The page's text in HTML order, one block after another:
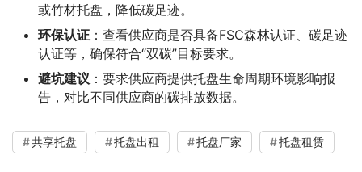
或竹材托盘，降低碳足迹。
环保认证 ：查看供应商是否具备FSC森林认证、碳足迹
认证等，确保符合“双碳”目标要求。
避坑建议 ：要求供应商提供托盘生命周期环境影响报
告，对比不同供应商的碳排放数据。
共享托盘 托盘出租 托盘厂家 托盘租赁